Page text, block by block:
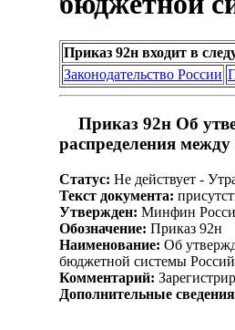
Приказ 92н входит в
Законодательство России
Приказ 92н Об
распределения
Статус: Не действует -
Текст документа:
Утвержден: Минфин
Обозначение: Приказ 92н
Наименование: Об
бюджетной системы
Комментарий:
Дополнительные